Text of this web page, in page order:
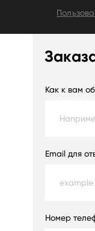
Как к вам
Email для
Номер